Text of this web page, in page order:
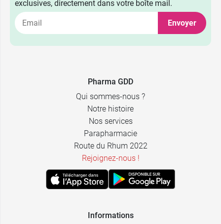
8,99 €
Recharge
exclusives, directement dans votre boîte mail.
Envoyer
Pharma GDD
Qui sommes-nous ?
Notre histoire
Nos services
Parapharmacie
Route du Rhum 2022
Rejoignez-nous !
Informations